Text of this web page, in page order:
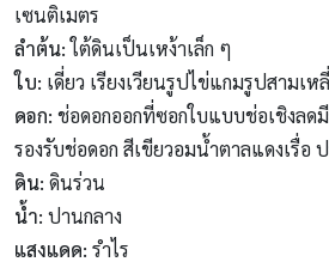
เซนติเมตร
ลำต้น:ใต้ดินเป็นเหง้าเล็ก ๆ
ใบ: เดี่ยว เรียงเวียนรูปไข่แกมรูปสามเห
ดอก: ช่อดอกออกที่ซอกใบแบบช่อเชิงลด
รองรับช่อดอก สีเขียวอมน้ำตาลแดงเรื่อ
ดิน: ดินร่วน
น้ำ: ปานกลาง
แสงแดด: รำไร